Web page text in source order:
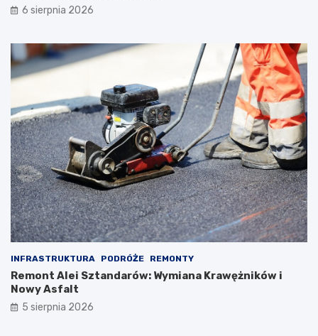
6 sierpnia 2026
INFRASTRUKTURA PODRÓŻE REMONTY
Remont Alei Sztandarów: Wymiana Krawężników i
Nowy Asfalt
5 sierpnia 2026